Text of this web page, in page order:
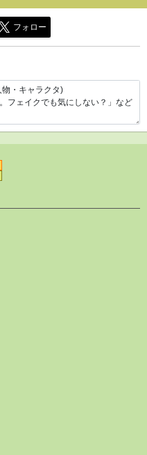
フォロー